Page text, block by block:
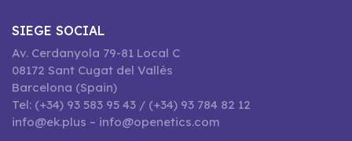
SIEGE SOCIAL
Av. Cerdanyola 79-81 Local C
08172 Sant Cugat del Vallès
Barcelona (Spain)
Tel: (+34) 93 583 95 43 / (+34) 93 784 82 12
info@ek.plus – info@openetics.com